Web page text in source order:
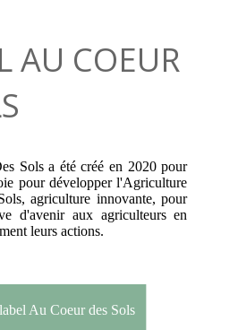
AU COEUR
Sols a été créé en 2020 pour
pour développer l'Agriculture
agriculture innovante, pour
d'avenir aux agriculteurs en
leurs actions.
Au Coeur des Sols